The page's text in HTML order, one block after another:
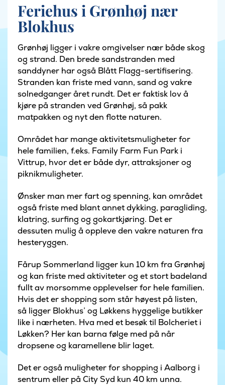
Feriehus i Grønhøj nær
Blokhus
Grønhøj ligger i vakre omgivelser nær både skog
og strand. Den brede sandstranden med
sanddyner har også Blått Flagg-sertifisering.
Stranden kan friste med vann, sand og vakre
solnedganger året rundt. Det er faktisk lov å
kjøre på stranden ved Grønhøj, så pakk
matpakken og nyt den flotte naturen.
Området har mange aktivitetsmuligheter for
hele familien, f.eks. Family Farm Fun Park i
Vittrup, hvor det er både dyr, attraksjoner og
piknikmuligheter.
Ønsker man mer fart og spenning, kan området
også friste med blant annet dykking, paragliding,
klatring, surfing og gokartkjøring. Det er
dessuten mulig å oppleve den vakre naturen fra
hesteryggen.
Fårup Sommerland ligger kun 10 km fra Grønhøj
og kan friste med aktiviteter og et stort badeland
fullt av morsomme opplevelser for hele familien.
Hvis det er shopping som står høyest på listen,
så ligger Blokhus’ og Løkkens hyggelige butikker
like i nærheten. Hva med et besøk til Bolcheriet i
Løkken? Her kan barna følge med på når
dropsene og karamellene blir laget.
Det er også muligheter for shopping i Aalborg i
sentrum eller på City Syd kun 40 km unna.